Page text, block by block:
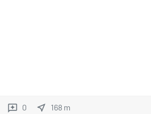
reviews 0 near_me 168 m